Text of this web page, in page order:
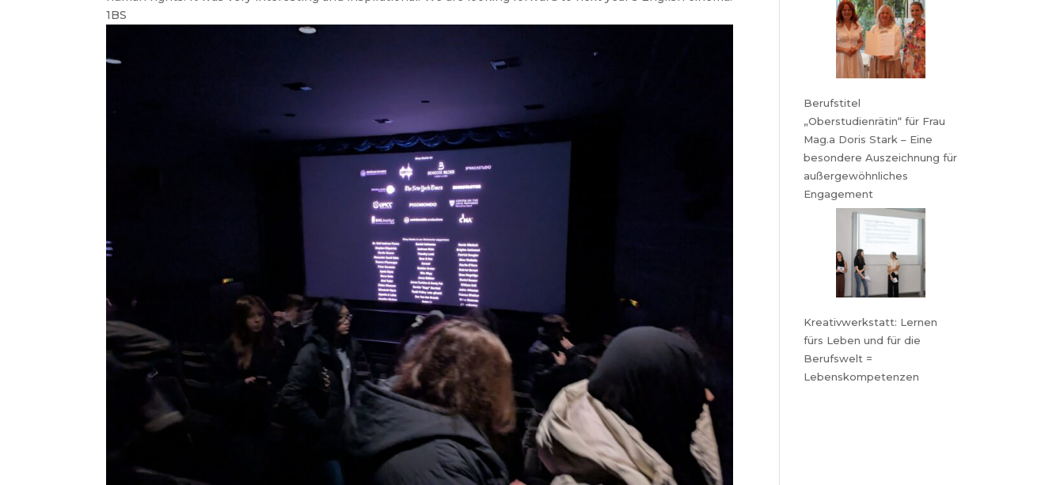
1BS
Berufstitel
„Oberstudienrätin“ für Frau
Mag.a Doris Stark – Eine
besondere Auszeichnung für
außergewöhnliches
Engagement
Kreativwerkstatt: Lernen
fürs Leben und für die
Berufswelt =
Lebenskompetenzen